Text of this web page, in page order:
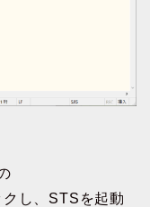
し、STSを起動